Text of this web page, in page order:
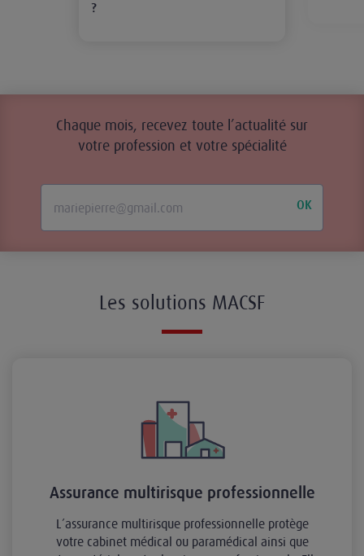
?
Chaque mois, recevez toute l’actualité sur
votre profession et votre spécialité
OK
Les solutions MACSF
Assurance multirisque professionnelle
L’assurance multirisque professionnelle protège
votre cabinet médical ou paramédical ainsi que